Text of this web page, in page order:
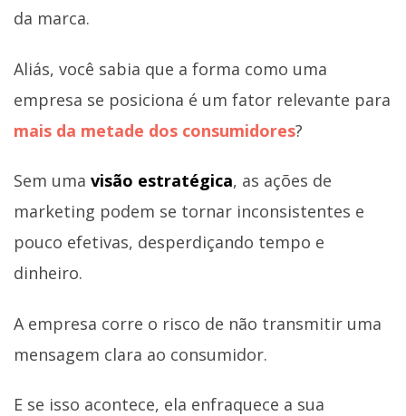
da marca.
Aliás, você sabia que a forma como uma
empresa se posiciona é um fator relevante para
mais da metade dos consumidores?
Sem uma visão estratégica, as ações de
marketing podem se tornar inconsistentes e
pouco efetivas, desperdiçando tempo e
dinheiro.
A empresa corre o risco de não transmitir uma
mensagem clara ao consumidor.
E se isso acontece, ela enfraquece a sua